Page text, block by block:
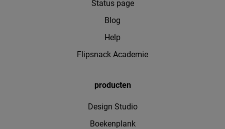
Status page
Blog
Help
Flipsnack Academie
producten
Design Studio
Boekenplank